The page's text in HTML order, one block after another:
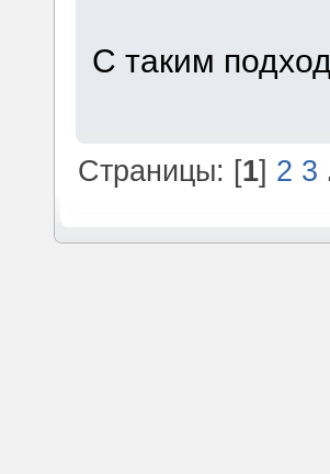
С таким
Страницы: [1] 2 3